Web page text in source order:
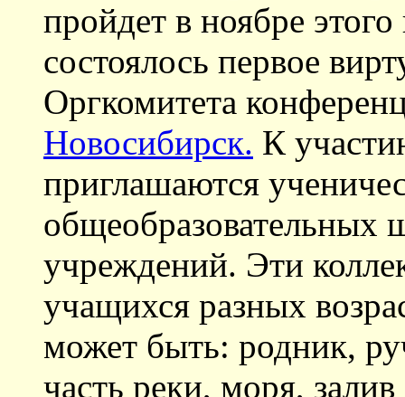
пройдет в ноябре
состоялось первое
Оргкомитета
Новосибирск. К
приглашаются
общеобразовательных
учреждений. Эти
учащихся разных
может быть: родник,
часть реки, моря,